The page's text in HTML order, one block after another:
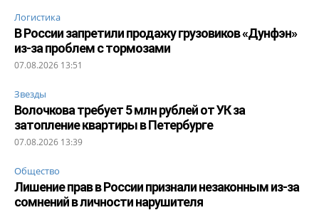
Логистика
В России запретили продажу грузовиков «Дунфэн»
из-за проблем с тормозами
07.08.2026 13:51
Звезды
Волочкова требует 5 млн рублей от УК за
затопление квартиры в Петербурге
07.08.2026 13:39
Общество
Лишение прав в России признали незаконным из-за
сомнений в личности нарушителя